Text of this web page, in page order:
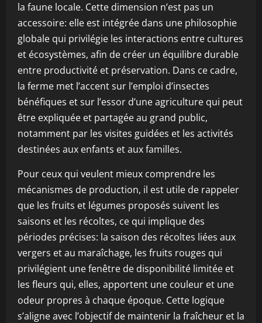
la faune locale. Cette dimension n’est pas un
accessoire: elle est intégrée dans une philosophie
globale qui privilégie les interactions entre cultures
et écosystèmes, afin de créer un équilibre durable
entre productivité et préservation. Dans ce cadre,
la ferme met l’accent sur l’emploi d’insectes
bénéfiques et sur l’essor d’une agriculture qui peut
être expliquée et partagée au grand public,
notamment par les visites guidées et les activités
destinées aux enfants et aux familles.
Pour ceux qui veulent mieux comprendre les
mécanismes de production, il est utile de rappeler
que les fruits et légumes proposés suivent les
saisons et les récoltes, ce qui implique des
périodes précises: la saison des récoltes liées aux
vergers et au maraîchage, les fruits rouges qui
privilégient une fenêtre de disponibilité limitée et
les fleurs qui, elles, apportent une couleur et une
odeur propres à chaque époque. Cette logique
s’aligne avec l’objectif de maintenir la fraîcheur et la